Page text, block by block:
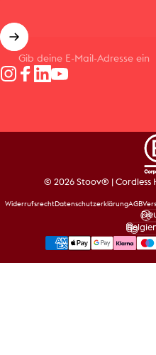
Gib deine E-Mail-Adresse ein
© 2026 Stoov® | Cordless
WiderrufsrechtDatenschutzerklärungAGB
Land/